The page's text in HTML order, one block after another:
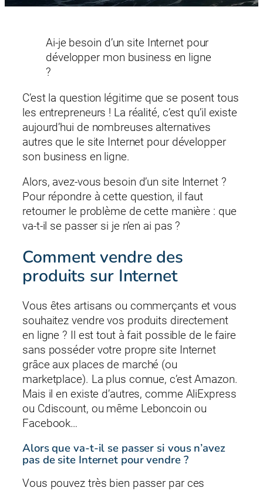
Ai-je besoin d’un site Internet pour
développer mon business en ligne
?
C’est la question légitime que se posent tous
les entrepreneurs ! La réalité, c’est qu’il existe
aujourd’hui de nombreuses alternatives
autres que le site Internet pour développer
son business en ligne.
Alors, avez-vous besoin d’un site Internet ?
Pour répondre à cette question, il faut
retourner le problème de cette manière : que
va-t-il se passer si je n’en ai pas ?
Comment vendre des
produits sur Internet
Vous êtes artisans ou commerçants et vous
souhaitez vendre vos produits directement
en ligne ? Il est tout à fait possible de le faire
sans posséder votre propre site Internet
grâce aux places de marché (ou
marketplace). La plus connue, c’est Amazon.
Mais il en existe d’autres, comme AliExpress
ou Cdiscount, ou même Leboncoin ou
Facebook…
Alors que va-t-il se passer si vous n’avez
pas de site Internet pour vendre ?
Vous pouvez très bien passer par ces